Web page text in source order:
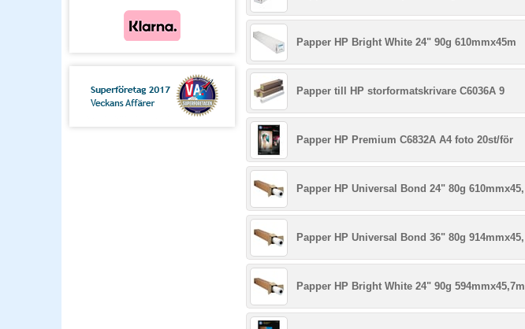
Papper HP Bright White 24" 90g 610mmx45m
Papper till HP storformatskrivare C6036A 9
Papper HP Premium C6832A A4 foto 20st/för
Papper HP Universal Bond 24" 80g 610mmx45,
Papper HP Universal Bond 36" 80g 914mmx45,
Papper HP Bright White 24" 90g 594mmx45,7m